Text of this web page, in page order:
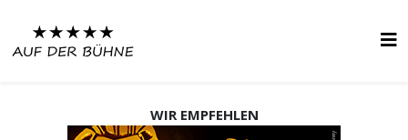
WIR EMPFEHLEN